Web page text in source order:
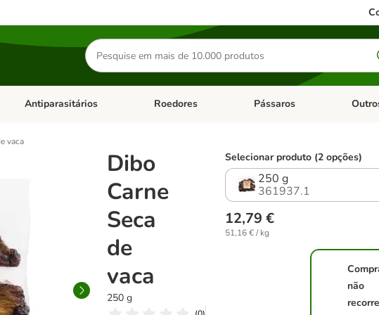
Pesquisar
produtos
Gatos
Abrir menu de categoria: Dieta Vet.
Antiparasitários Abrir menu de categoria: Antiparasitários
Roedores Abrir menu de categoria:
Pássaros Abrir
vaca
Dibo
Carne
Seca
de
vaca
250 g
Selecionar produto (2 opções)
250 g
361937.1
12,79 €
51,16 € / kg
não